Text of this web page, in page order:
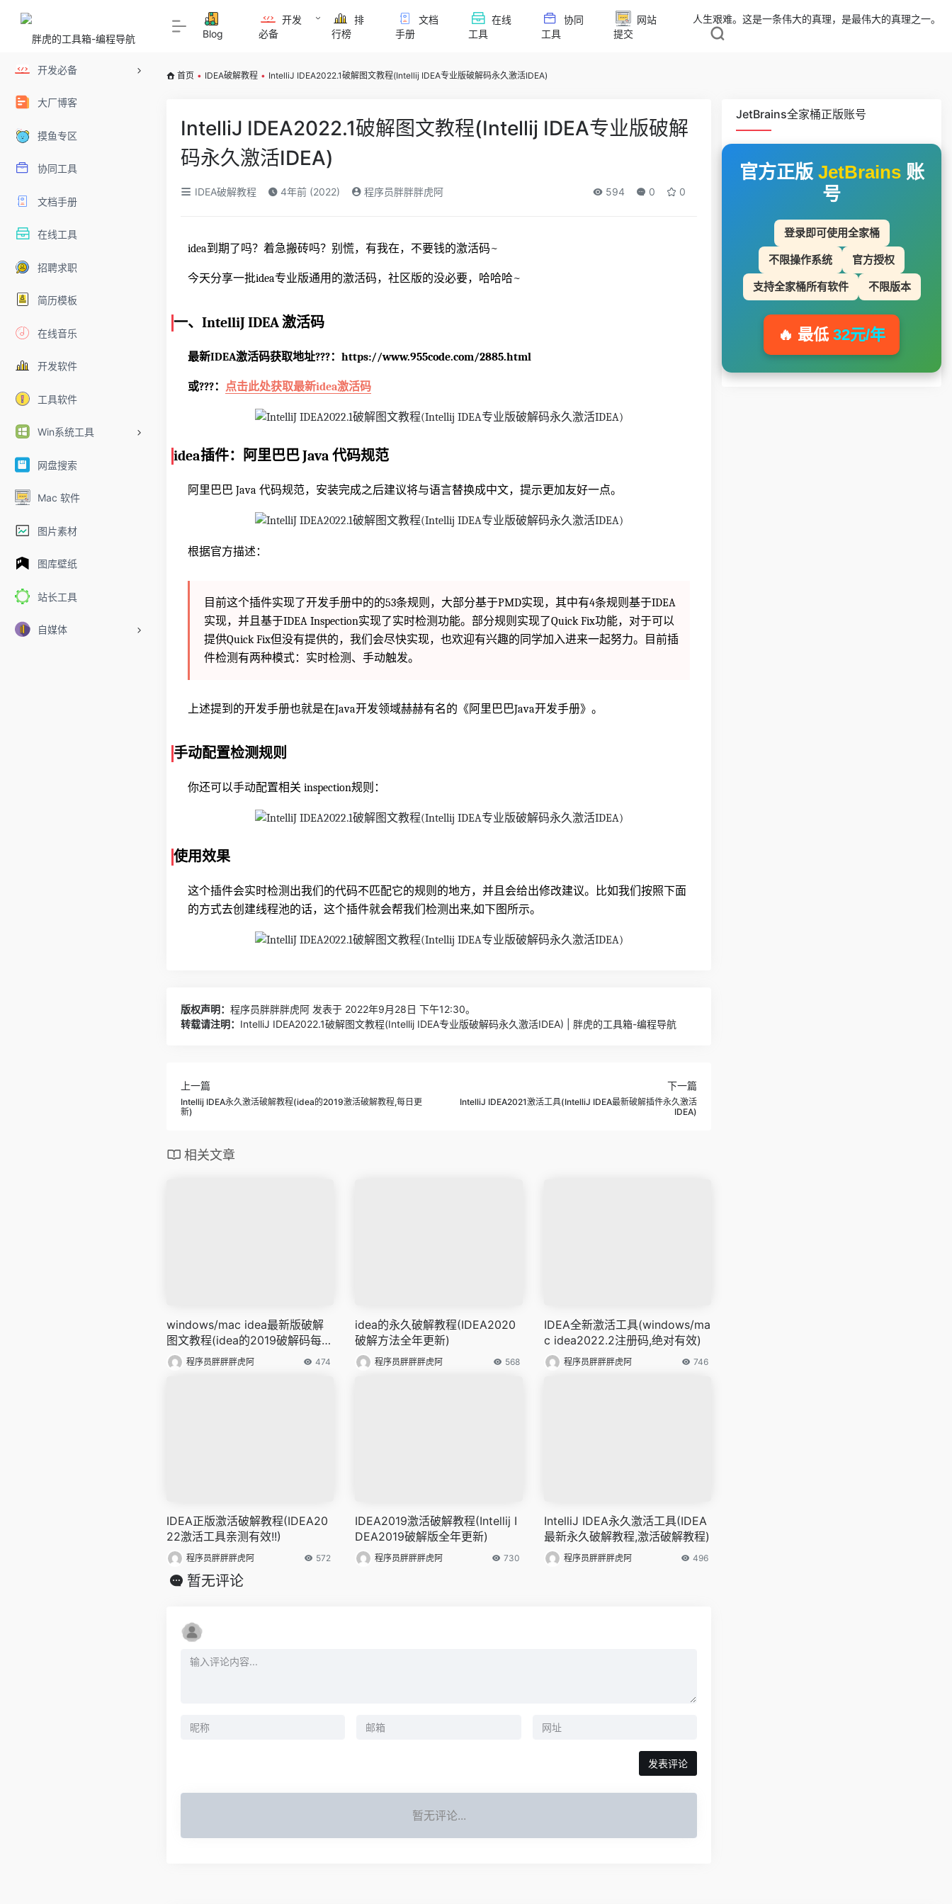
开发必备
大厂博客
摸鱼专区
协同工具
文档手册
在线工具
招聘求职
简历模板
在线音乐
开发软件
工具软件
Win系统工具
网盘搜索
Mac 软件
图片素材
图库壁纸
站长工具
自媒体
Blog
开发
必备
排
行榜
文档
手册
在线
工具
协同
工具
网站
提交
人生艰难。这是一条伟大的真理，是最伟大的真理之一。
首页 • IDEA破解教程 • IntelliJ IDEA2022.1破解图文教程(Intellij IDEA专业版破解码永久激活IDEA)
IntelliJ IDEA2022.1破解图文教程(Intellij IDEA专业版破解
码永久激活IDEA)
IDEA破解教程 4年前 (2022) 程序员胖胖胖虎阿 594 0 0
idea到期了吗？着急搬砖吗？别慌，有我在，不要钱的激活码~
今天分享一批idea专业版通用的激活码，社区版的没必要，哈哈哈~
一、IntelliJ IDEA 激活码
最新IDEA激活码获取地址?️?️?️：https://www.955code.com/2885.html
或?️?️?️： 点击此处获取最新idea激活码
idea插件：阿里巴巴 Java 代码规范
阿里巴巴 Java 代码规范，安装完成之后建议将与语言替换成中文，提示更加友好一点。
根据官方描述：
目前这个插件实现了开发手册中的的53条规则，大部分基于PMD实现，其中有4条规则基于IDEA
实现，并且基于IDEA Inspection实现了实时检测功能。部分规则实现了Quick Fix功能，对于可以
提供Quick Fix但没有提供的，我们会尽快实现，也欢迎有兴趣的同学加入进来一起努力。目前插
件检测有两种模式：实时检测、手动触发。
上述提到的开发手册也就是在Java开发领域赫赫有名的《阿里巴巴Java开发手册》。
手动配置检测规则
你还可以手动配置相关 inspection规则：
使用效果
这个插件会实时检测出我们的代码不匹配它的规则的地方，并且会给出修改建议。比如我们按照下面
的方式去创建线程池的话，这个插件就会帮我们检测出来,如下图所示。
版权声明： 程序员胖胖胖虎阿 发表于 2022年9月28日 下午12:30。
转载请注明： IntelliJ IDEA2022.1破解图文教程(Intellij IDEA专业版破解码永久激活IDEA) | 胖虎的工具箱-编程导航
上一篇
Intellij IDEA永久激活破解教程(idea的2019激活破解教程,每日更
新)
下一篇
IntelliJ IDEA2021激活工具(IntelliJ IDEA最新破解插件永久激活
IDEA)
相关文章
windows/mac idea最新版破解
图文教程(idea的2019破解码每日
更新)程序员胖胖胖虎阿 474
idea的永久破解教程(IDEA2020
破解方法全年更新)
程序员胖胖胖虎阿 568
IDEA全新激活工具(windows/ma
c idea2022.2注册码,绝对有效)
程序员胖胖胖虎阿 746
IDEA正版激活破解教程(IDEA20
22激活工具亲测有效!!)
程序员胖胖胖虎阿 572
IDEA2019激活破解教程(Intellij I
DEA2019破解版全年更新)
程序员胖胖胖虎阿 730
IntelliJ IDEA永久激活工具(IDEA
最新永久破解教程,激活破解教程)
程序员胖胖胖虎阿 496
暂无评论
暂无评论...
JetBrains全家桶正版账号
官方正版 JetBrains账
号
登录即可使用全家桶
不限操作系统 官方授权
支持全家桶所有软件 不限版本
🔥 最低 32元/年